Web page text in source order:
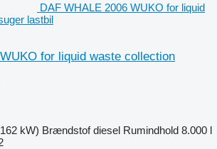
DAF WHALE 2006 WUKO for liquid
lastbil
for liquid waste collection
kW) Brændstof diesel Rumindhold 8.000 l